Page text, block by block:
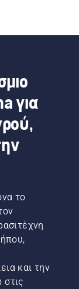
για
το
και την